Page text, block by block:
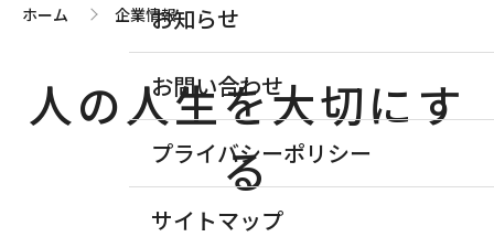
お知らせ
お問い合わせ
プライバシーポリシー
サイトマップ
ホーム >
企業情報
人の人生を大切にす
る